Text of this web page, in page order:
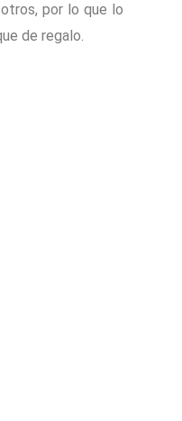
por lo que lo
de regalo.